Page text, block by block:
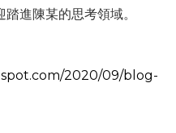
進陳某的思考領域。
2020/09/blog-